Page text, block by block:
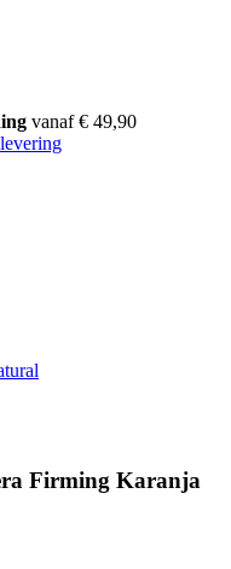
vanaf € 49,90
Firming Karanja